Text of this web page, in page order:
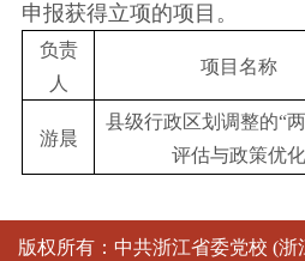
申报获得立项的项目。
负责
人
项目名称
游晨
县级行政区划调整的“
评估与政策优化
版权所有：中共浙江省委党校 (